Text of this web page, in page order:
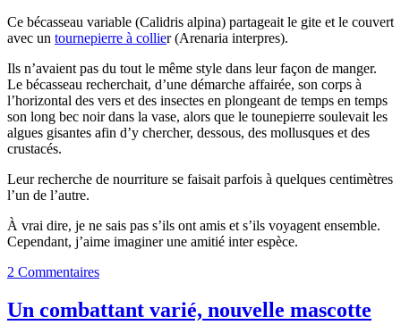
Ce bécasseau variable (Calidris alpina) partageait le gite et le couvert
avec un tournepierre à collier (Arenaria interpres).
Ils n’avaient pas du tout le même style dans leur façon de manger.
Le bécasseau recherchait, d’une démarche affairée, son corps à
l’horizontal des vers et des insectes en plongeant de temps en temps
son long bec noir dans la vase, alors que le tounepierre soulevait les
algues gisantes afin d’y chercher, dessous, des mollusques et des
crustacés.
Leur recherche de nourriture se faisait parfois à quelques centimètres
l’un de l’autre.
À vrai dire, je ne sais pas s’ils ont amis et s’ils voyagent ensemble.
Cependant, j’aime imaginer une amitié inter espèce.
2 Commentaires
Un combattant varié, nouvelle mascotte